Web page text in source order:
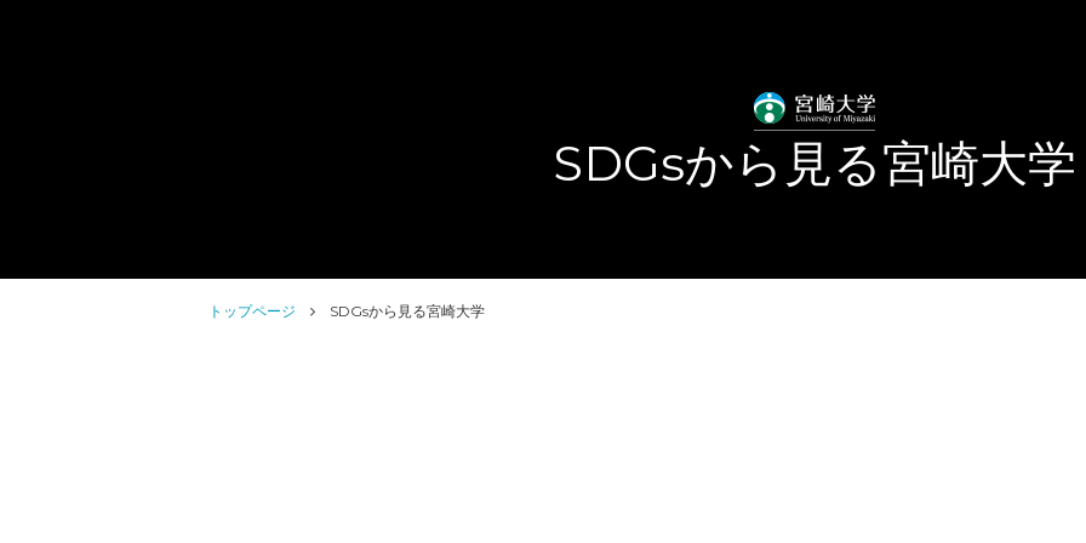
SDGsから見る宮崎大学
トップページ SDGsから見る宮崎大学